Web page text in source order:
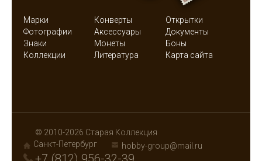
Марки Конверты
Открытки
Фотографии
Аксессуары
Документы
Знаки
Монеты
Боны
Коллекции
Литература Карта сайта
© 2010-2026 Старая Коллекция
Санкт-Петербург
hobby-group@mail.ru